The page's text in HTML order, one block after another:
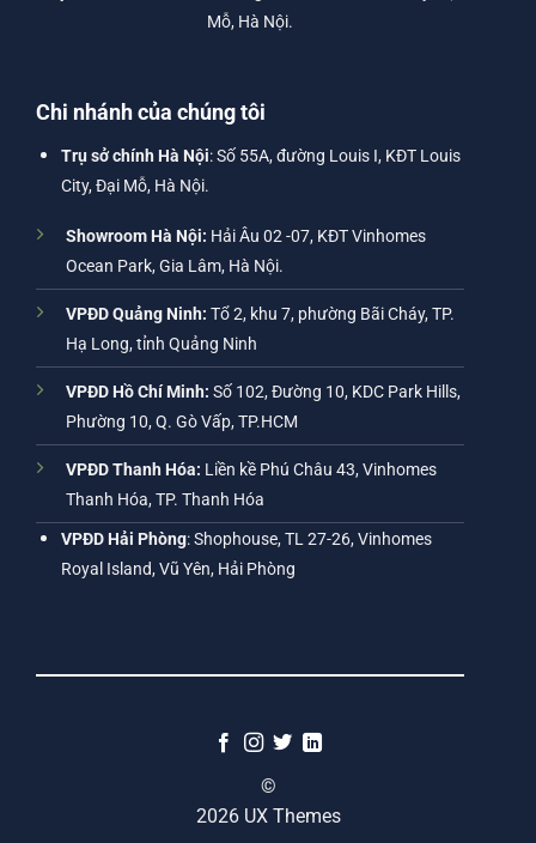
Mỗ, Hà Nội.
Chi nhánh của chúng tôi
Trụ sở chính Hà Nội: Số 55A, đường Louis I, KĐT Louis
City, Đại Mỗ, Hà Nội.
Showroom Hà Nội: Hải Âu 02 -07, KĐT Vinhomes
Ocean Park, Gia Lâm, Hà Nội.
VPĐD Quảng Ninh: Tổ 2, khu 7, phường Bãi Cháy, TP.
Hạ Long, tỉnh Quảng Ninh
VPĐD Hồ Chí Minh: Số 102, Đường 10, KDC Park Hills,
Phường 10, Q. Gò Vấp, TP.HCM
VPĐD Thanh Hóa: Liền kề Phú Châu 43, Vinhomes
Thanh Hóa, TP. Thanh Hóa
VPĐD Hải Phòng: Shophouse, TL 27-26, Vinhomes
Royal Island, Vũ Yên, Hải Phòng
©
2026 UX Themes